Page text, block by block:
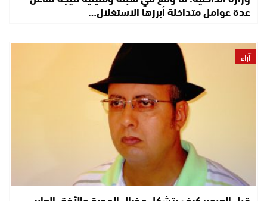
عدة عوامل متداخلة أبرزها الاستغلال…
آراء